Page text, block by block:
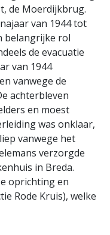
de Moerdijkbrug.
van 1944 tot
belangrijke rol
de evacuatie
van 1944
vanwege de
achterbleven
en moest
was onklaar,
vanwege het
verzorgde
in Breda.
oprichting en
Rode Kruis), welke